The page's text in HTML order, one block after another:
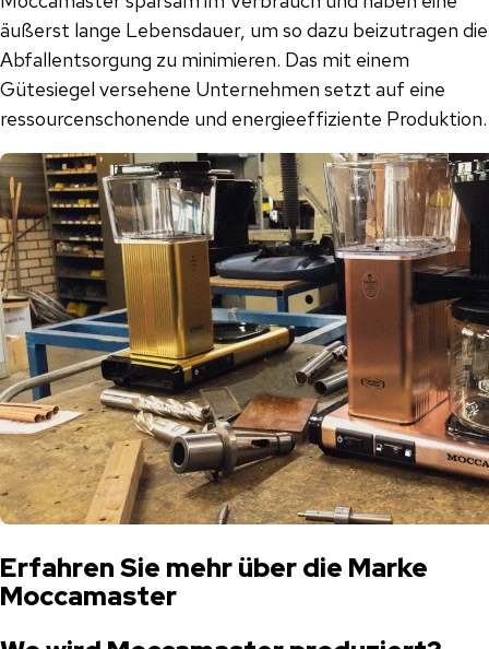
äußerst lange Lebensdauer, um so dazu beizutragen die
Abfallentsorgung zu minimieren. Das mit einem
Gütesiegel versehene Unternehmen setzt auf eine
ressourcenschonende und energieeffiziente Produktion.
Erfahren Sie mehr über die Marke
Moccamaster